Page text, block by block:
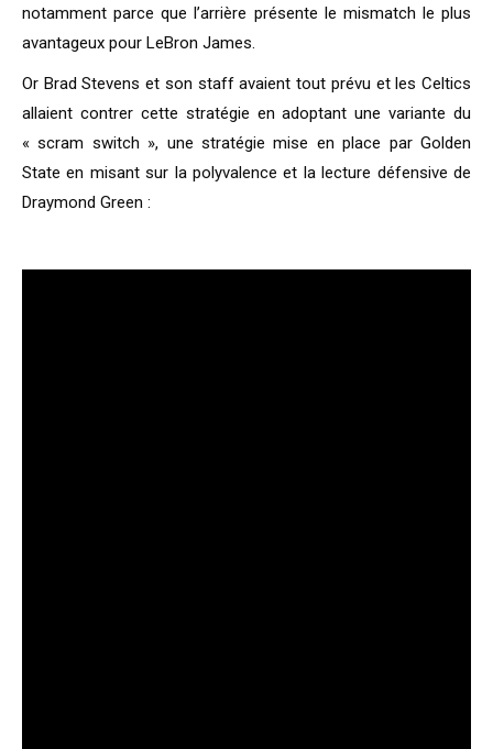
notamment parce que l’arrière présente le mismatch le plus
avantageux pour LeBron James.
Or Brad Stevens et son staff avaient tout prévu et les Celtics
allaient contrer cette stratégie en adoptant une variante du
« scram switch », une stratégie mise en place par Golden
State en misant sur la polyvalence et la lecture défensive de
Draymond Green :